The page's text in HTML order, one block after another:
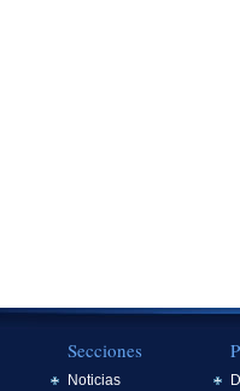
Secciones
Noticias